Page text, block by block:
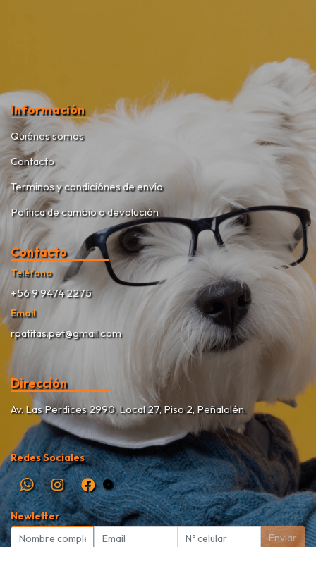
Información
Quiénes somos
Contacto
Terminos y condiciónes de envío
Política de cambio o devolución
Contacto
Teléfono
+56 9 9474 2275
Email
rpatitas.pet@gmail.com
Dirección
Av. Las Perdices 2990, Local 27, Piso 2, Peñalolén.
Redes Sociales
Newletter
Enviar